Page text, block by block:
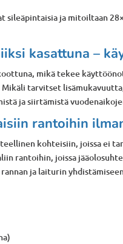
sileäpintaisia ja mitoiltaan
kasattuna –
mikä tekee
tarvitset
ja siirtämistä
rantoihin
kohteisiin, joissa ei
rantoihin, joissa
ja laiturin